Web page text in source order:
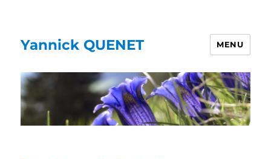
Yannick QUENET MENU